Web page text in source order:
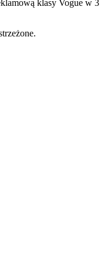
klasy Vogue w 3